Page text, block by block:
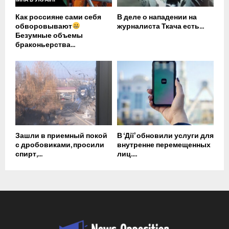
Как россияне сами себя
обворовывают
Безумные объемы
браконьерства...
В деле о нападении на
журналиста Ткача есть...
Зашли в приемный покой
с дробовиками, просили
спирт,...
В ‘Дії’ обновили услуги для
внутренне перемещенных
лиц....